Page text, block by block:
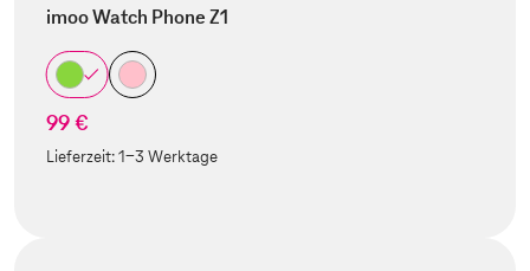
imoo Watch Phone Z1
99 €
Lieferzeit:1-3 Werktage